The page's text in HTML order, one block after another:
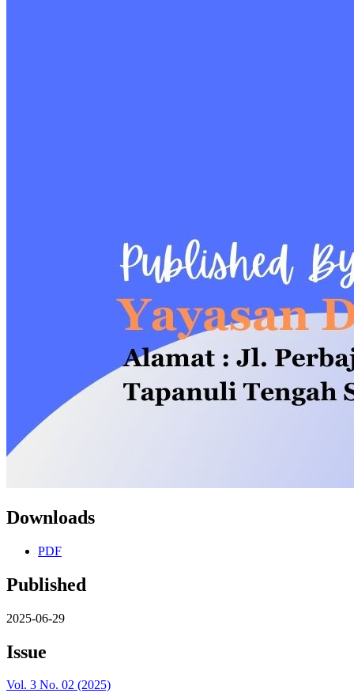
Downloads
PDF
Published
2025-06-29
Issue
Vol. 3 No. 02 (2025)